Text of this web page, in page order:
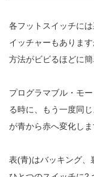
各フットスイッチに
イッチャーもありま
方法がビビるほどに簡
プログラマブル・モ
る時に、もう一度同
が青から赤へ変化しま
表(青)はバッキング、